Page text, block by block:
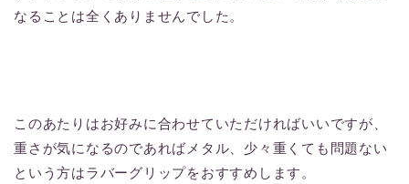
なることは全くありませんでした。
このあたりはお好みに合わせていただければいいですが、
重さが気になるのであればメタル、少々重くても問題ない
という方はラバーグリップをおすすめします。